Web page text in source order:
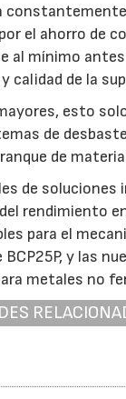
el ahorro de
al mínimo
calidad de la
esto
de
de
de soluciones
rendimiento
para el
y las
metales no